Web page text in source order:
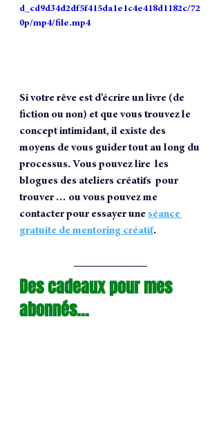
d_cd9d34d2df5f415da1e1c4e418d1182c/72
0p/mp4/file.mp4
Si votre rêve est d’écrire un livre (de
fiction ou non) et que vous trouvez le
concept intimidant, il existe des
moyens de vous guider tout au long du
processus. Vous pouvez lire  les
blogues des ateliers créatifs  pour
trouver … ou vous pouvez me
contacter pour essayer une séance
gratuite de mentoring créatif.
Des cadeaux pour mes
abonnés...